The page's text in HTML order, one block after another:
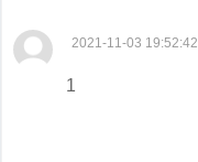
2021-11-03 19:52:42
1